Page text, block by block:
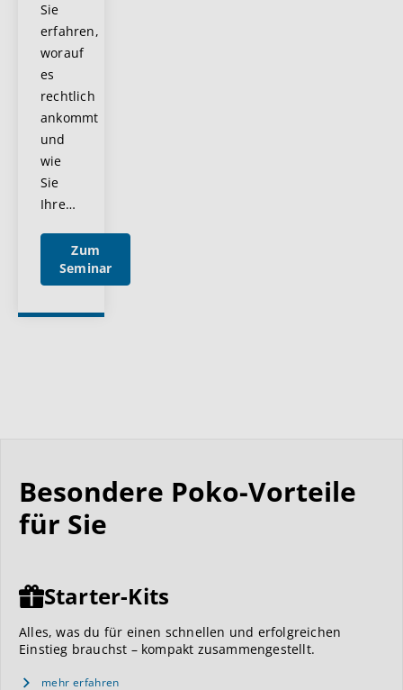
Sie
erfahren,
worauf
es
rechtlich
ankommt
und
wie
Sie
Ihre…
Zum
Seminar
Besondere Poko-Vorteile
für Sie
Starter-Kits
Alles, was du für einen schnellen und erfolgreichen
Einstieg brauchst – kompakt zusammengestellt.
mehr erfahren